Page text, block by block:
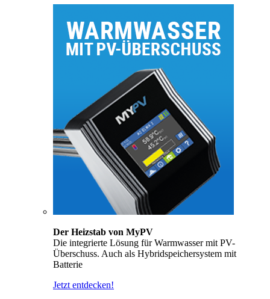
Der Heizstab von MyPV
Die integrierte Lösung für Warmwasser mit PV-
Überschuss. Auch als Hybridspeichersystem mit
Batterie
Jetzt entdecken!